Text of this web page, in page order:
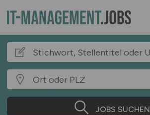
JOBS SUCHEN